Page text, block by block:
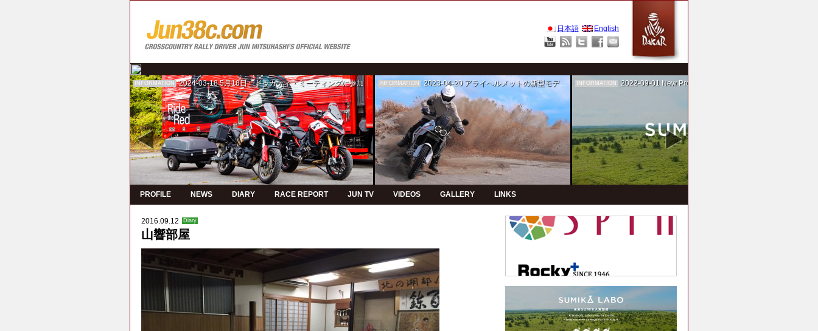
日本語 English
INFORMATION 2024-03-18 5月18日 ドゥカティ・ミーティングに参加 INFORMATION 2023-04-20 アライヘルメットの新型モデルPVの制作を担当 INFORMATION 2022-09-01 New Project！ 未来SUMIKA実験箱
PROFILE NEWS DIARY RACE REPORT JUN TV VIDEOS GALLERY LINKS
2016.09.12 Diary
山響部屋